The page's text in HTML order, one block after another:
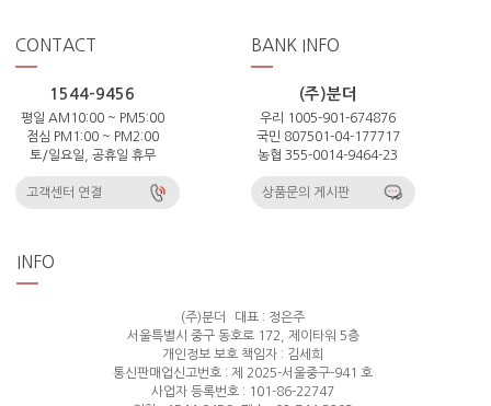
CONTACT
1544-9456
평일 AM10:00 ~ PM5:00
점심 PM1:00 ~ PM2:00
토/일요일, 공휴일 휴무
고객센터 연결
BANK INFO
(주)분더
우리 1005-901-674876
국민 807501-04-177717
농협 355-0014-9464-23
상품문의 게시판
INFO
(주)분더
대표 : 정은주
서울특별시 중구 동호로 172, 제이타워 5층
개인정보 보호 책임자 : 김세희
통신판매업신고번호 : 제 2025-서울중구-941 호
사업자 등록번호 : 101-86-22747